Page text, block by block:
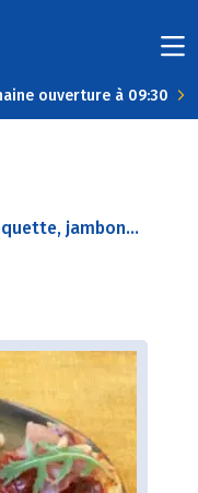
ouverture à 09:30
jambon...